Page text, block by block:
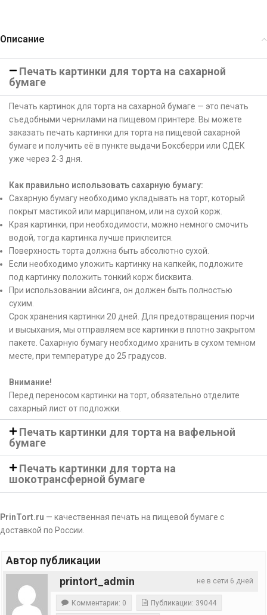
Описание
Печать картинки для торта на сахарной
бумаге
Печать картинок для торта на сахарной бумаге — это печать
съедобными чернилами на пищевом принтере. Вы можете
заказать печать картинки для торта на пищевой сахарной
бумаге и получить её в пункте выдачи Боксберри или СДЕК
уже через 2-3 дня.
Как правильно использовать сахарную бумагу:
Сахарную бумагу необходимо укладывать на торт, который
покрыт мастикой или марципаном, или на сухой корж.
Края картинки, при необходимости, можно немного смочить
водой, тогда картинка лучше приклеится.
Поверхность торта должна быть абсолютно сухой.
Если необходимо уложить картинку на капкейк, подложите
под картинку положить тонкий корж бисквита.
При использовании айсинга, он должен быть полностью
сухим.
Срок хранения картинки 20 дней. Для предотвращения порчи
и высыхания, мы отправляем все картинки в плотно закрытом
пакете. Сахарную бумагу необходимо хранить в сухом темном
месте, при температуре до 25 градусов.
Внимание!
Перед переносом картинки на торт, обязательно отделите
сахарный лист от подложки.
Печать картинки для торта на вафельной
бумаге
Печать картинки для торта на
шокотрансферной бумаге
PrinTort.ru — качественная печать на пищевой бумаге с
доставкой по России.
Автор публикации
не в сети 6 дней
printort_admin
Комментарии: 0 Публикации: 39044